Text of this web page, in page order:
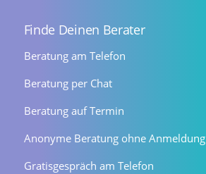
Finde Deinen Berater
Beratung am Telefon
Beratung per Chat
Beratung auf Termin
Anonyme Beratung ohne Anmeldung
Gratisgespräch am Telefon